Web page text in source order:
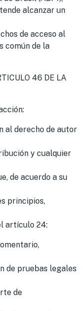
alcanzar un
de acceso al
común de la
46 DE LA
al derecho de autor
y cualquier
de acuerdo a su
principios,
artículo 24:
de pruebas legales
de